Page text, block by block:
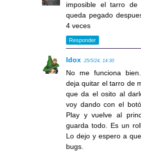
imposible el tarro de
queda pegado
4 veces
Responder
Idox 25/5/24, 14:30
No me funciona
deja quitar el tarro de
que da el osito al
voy dando con el
Play y vuelve al
guarda todo. Es un
Lo dejo y espero a
bugs.